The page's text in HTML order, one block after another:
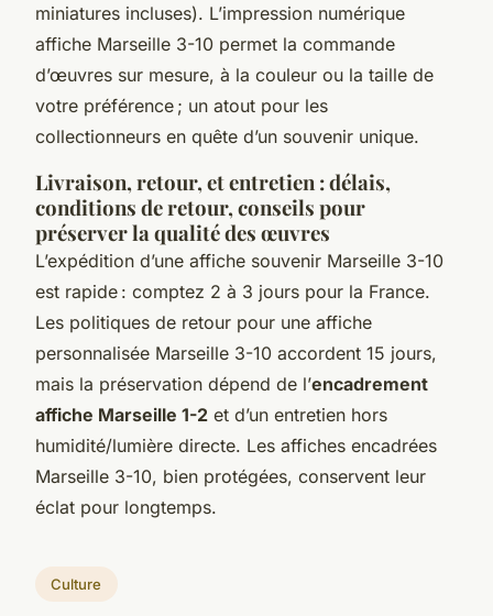
miniatures incluses). L’impression numérique
affiche Marseille 3-10 permet la commande
d’œuvres sur mesure, à la couleur ou la taille de
votre préférence ; un atout pour les
collectionneurs en quête d’un souvenir unique.
Livraison, retour, et entretien : délais,
conditions de retour, conseils pour
préserver la qualité des œuvres
L’expédition d’une affiche souvenir Marseille 3-10
est rapide : comptez 2 à 3 jours pour la France.
Les politiques de retour pour une affiche
personnalisée Marseille 3-10 accordent 15 jours,
mais la préservation dépend de l’encadrement
affiche Marseille 1-2 et d’un entretien hors
humidité/lumière directe. Les affiches encadrées
Marseille 3-10, bien protégées, conservent leur
éclat pour longtemps.
Culture